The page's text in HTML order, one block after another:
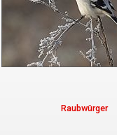
Raubwürger